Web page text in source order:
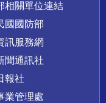
相關單位連結
國國防部
訊服務網
聞通訊社
報社
業管理處